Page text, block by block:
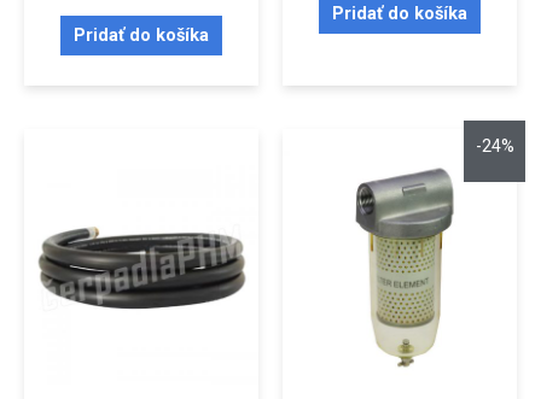
Pridať do košíka
Pridať do košíka
-24%